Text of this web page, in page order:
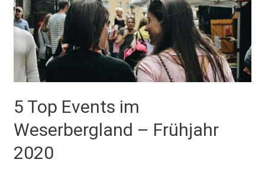
5 Top Events im
Weserbergland – Frühjahr
2020
Top
Events
Weserbergland
2020